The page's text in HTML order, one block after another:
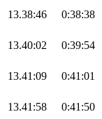
13.38:46 0:38:38
13.40:02 0:39:54
13.41:09 0:41:01
13.41:58 0:41:50